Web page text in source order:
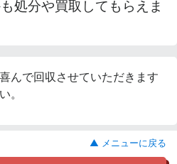
処分や買取してもらえま
んで回収させていただきます
。
▲ メニューに戻る